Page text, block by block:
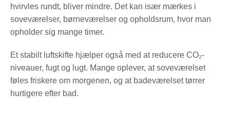
hvirvles rundt, bliver mindre. Det kan især mærkes i
soveværelser, børneværelser og opholdsrum, hvor man
opholder sig mange timer.
Et stabilt luftskifte hjælper også med at reducere CO₂-
niveauer, fugt og lugt. Mange oplever, at soveværelset
føles friskere om morgenen, og at badeværelset tørrer
hurtigere efter bad.